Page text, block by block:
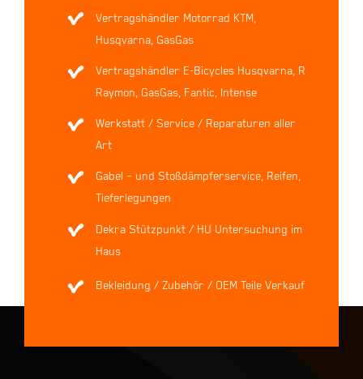
Vertragshändler Motorrad KTM,
Husqvarna, GasGas
Vertragshändler E-Bicycles Husqvarna, R
Raymon, GasGas, Fantic, Intense
Werkstatt / Service / Reparaturen aller
Art
Gabel – und Stoßdämpferservice, Reifen,
Tieferlegungen
Dekra Stützpunkt / HU Untersuchung im
Haus
Bekleidung / Zubehör / OEM Teile Verkauf